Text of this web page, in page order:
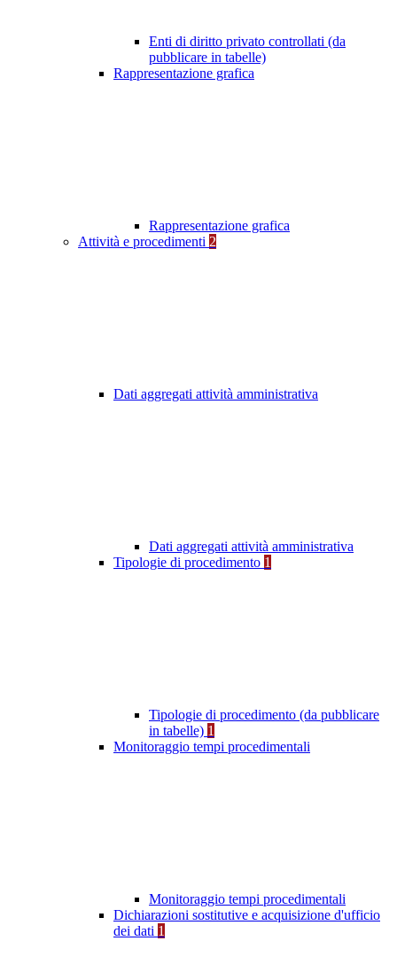
Enti di diritto privato controllati (da
pubblicare in tabelle)
Rappresentazione grafica
Rappresentazione grafica
Attività e procedimenti 2
Dati aggregati attività amministrativa
Dati aggregati attività amministrativa
Tipologie di procedimento 1
Tipologie di procedimento (da pubblicare
in tabelle) 1
Monitoraggio tempi procedimentali
Monitoraggio tempi procedimentali
Dichiarazioni sostitutive e acquisizione d'ufficio
dei dati 1